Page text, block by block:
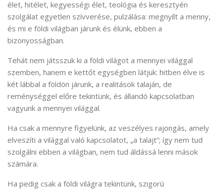
élet, hitélet, kegyességi élet, teológia és keresztyén
szolgálat egyetlen szívverése, pulzálása: megnyílt a menny,
és mi e földi világban járunk és élünk, ebben a
bizonyosságban.
Tehát nem játsszuk ki a földi világot a mennyei világgal
szemben, hanem e kettőt egységben látjuk: hitben élve is
két lábbal a földön járunk, a realitások talaján, de
reménységgel előre tekintünk, és állandó kapcsolatban
vagyunk a mennyei világgal.
Ha csak a mennyre figyelünk, az veszélyes rajongás, amely
elveszíti a világgal való kapcsolatot, „a talajt”; így nem tud
szolgálni ebben a világban, nem tud áldássá lenni mások
számára.
Ha pedig csak a földi világra tekintünk, szigorú